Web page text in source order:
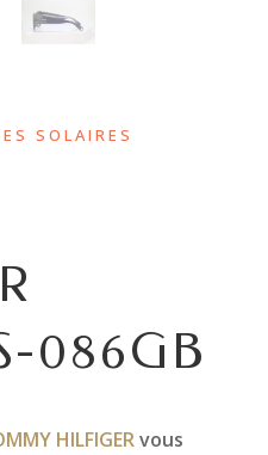
SOLAIRES
086GB
HILFIGERvous